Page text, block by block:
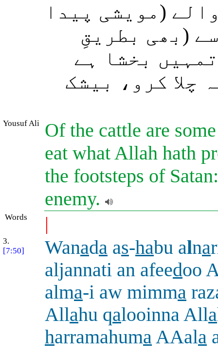
(مویشی پیدا
(بھی بطریقِ
بخشا ہے
چلا کرو، بیشک
Yousuf Ali
Of the cattle are
eat what Allah hath
the footsteps of
enemy.
Words |
3.
[7:50]
Wanada as-habu alna
aljannati an afeedoo
alma-i aw mimma
Allahu qalooinna Alla
harramahumaAAala